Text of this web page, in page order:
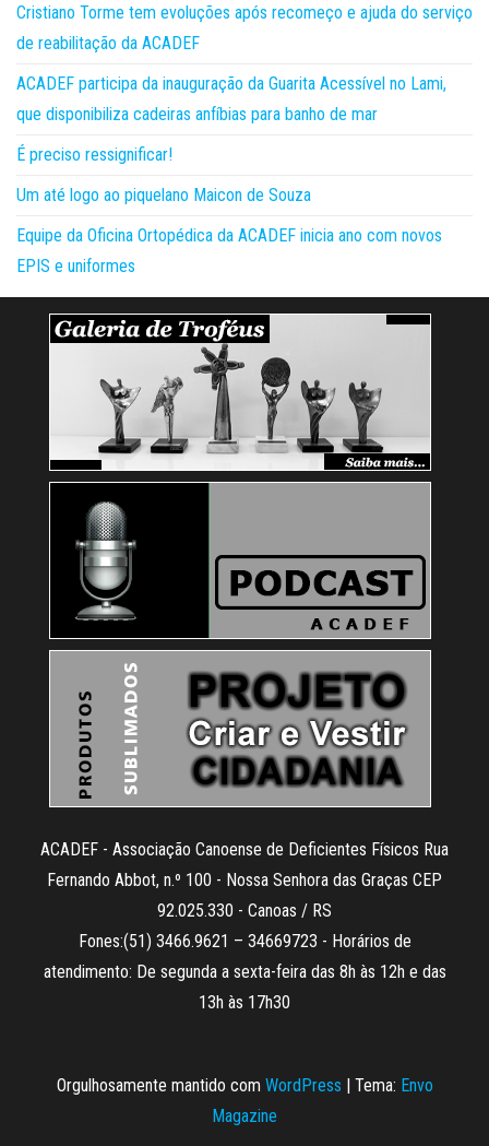
Cristiano Torme tem evoluções após recomeço e ajuda do serviço
de reabilitação da ACADEF
ACADEF participa da inauguração da Guarita Acessível no Lami,
que disponibiliza cadeiras anfíbias para banho de mar
É preciso ressignificar!
Um até logo ao piquelano Maicon de Souza
Equipe da Oficina Ortopédica da ACADEF inicia ano com novos
EPIS e uniformes
ACADEF - Associação Canoense de Deficientes Físicos Rua
Fernando Abbot, n.º 100 - Nossa Senhora das Graças CEP
92.025.330 - Canoas / RS
Fones:(51) 3466.9621 – 34669723 - Horários de
atendimento: De segunda a sexta-feira das 8h às 12h e das
13h às 17h30
Orgulhosamente mantido com WordPress | Tema: Envo
Magazine